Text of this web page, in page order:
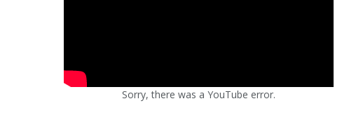
Sorry, there was a YouTube error.